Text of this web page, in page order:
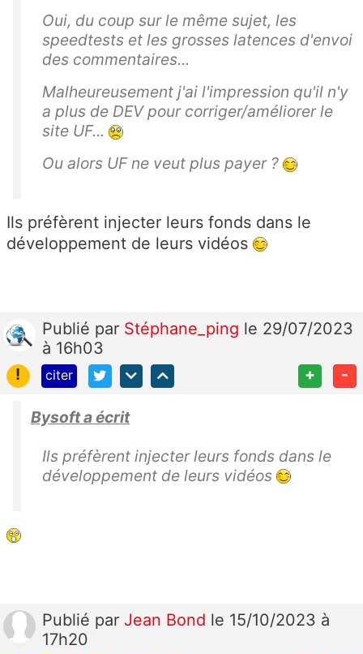
Oui, du coup sur le même sujet, les
speedtests et les grosses latences d'envoi
des commentaires...
Malheureusement j'ai l'impression qu'il n'y
a plus de DEV pour corriger/améliorer le
site UF...
Ou alors UF ne veut plus payer ?
Ils préfèrent injecter leurs fonds dans le
développement de leurs vidéos
Publié par Stéphane_ping le 29/07/2023
à 16h03
!
citer + -
Bysoft a écrit
Ils préfèrent injecter leurs fonds dans le
développement de leurs vidéos
Publié par Jean Bond le 15/10/2023 à
17h20